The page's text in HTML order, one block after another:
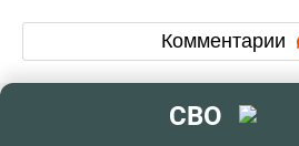
Комментарии
СВО